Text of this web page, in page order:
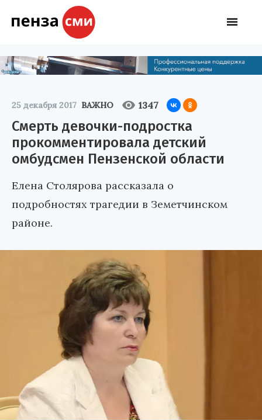
25 декабря 2017 ВАЖНО 1347
Смерть девочки-подростка
прокомментировала детский
омбудсмен Пензенской области
Елена Столярова рассказала о
подробностях трагедии в Земетчинском
районе.